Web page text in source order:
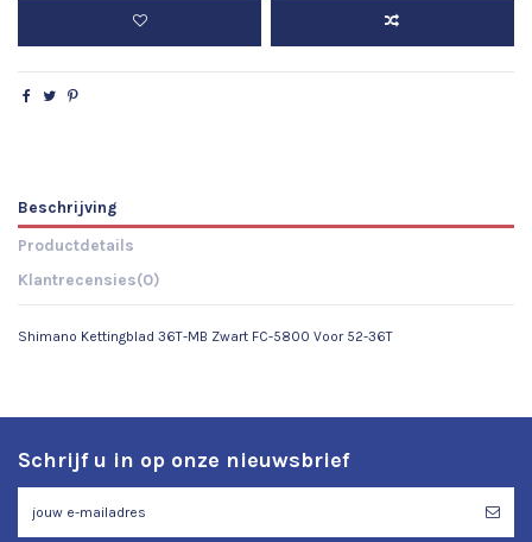
Beschrijving
Productdetails
Klantrecensies(0)
Shimano Kettingblad 36T-MB Zwart FC-5800 Voor 52-36T
Schrijf u in op onze nieuwsbrief